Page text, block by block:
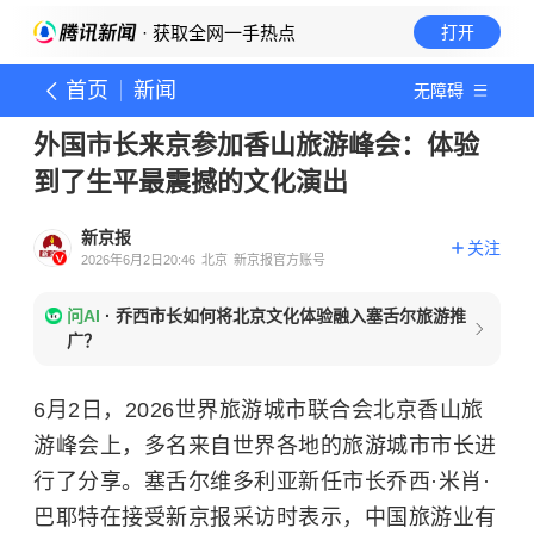
· 获取全网一手热点 打开
首页 新闻 无障碍
外国市长来京参加香山旅游峰会：体验
到了生平最震撼的文化演出
新京报
2026年6月2日20:46 北京 新京报官方账号
关注
问AI · 乔西市长如何将北京文化体验融入塞舌尔旅游推
广？
6月2日，2026世界旅游城市联合会北京香山旅
游峰会上，多名来自世界各地的旅游城市市长进
行了分享。塞舌尔维多利亚新任市长乔西·米肖·
巴耶特在接受新京报采访时表示，中国旅游业有